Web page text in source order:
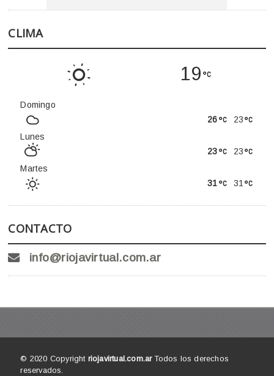
CLIMA
19
Domingo
23
26
Lunes
23
23
Martes
31
31
CONTACTO
info@riojavirtual.com.ar
© 2020 Copyright riojavirtual.com.arTodos los derechos
reservados.